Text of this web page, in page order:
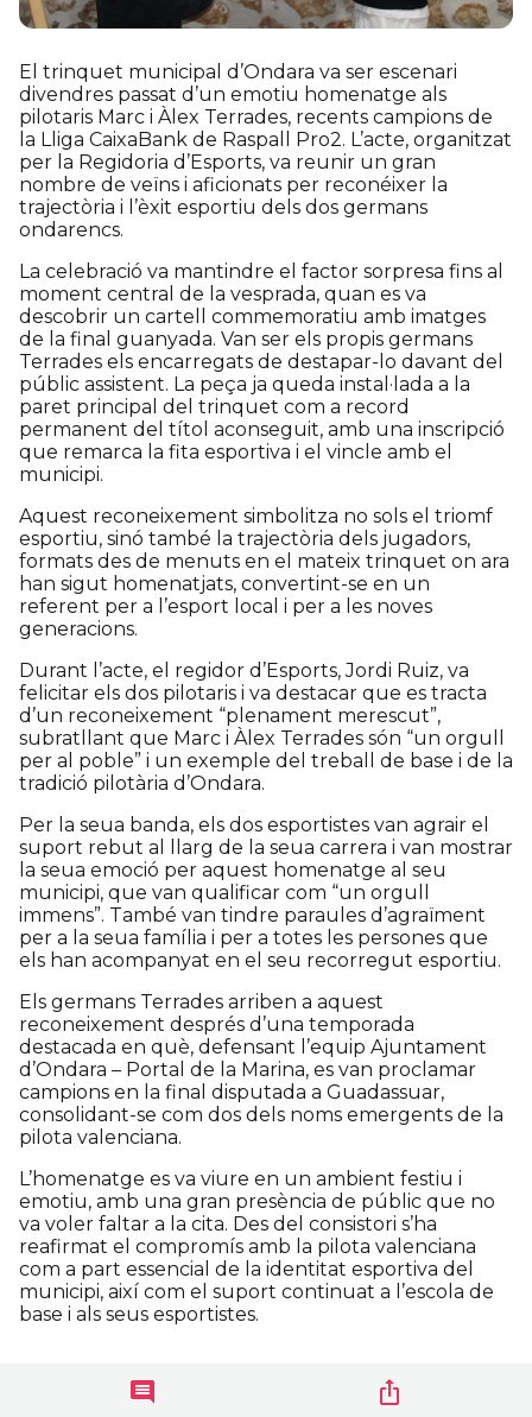
El trinquet municipal d’Ondara va ser escenari
divendres passat d’un emotiu homenatge als
pilotaris Marc i Àlex Terrades, recents campions de
la Lliga CaixaBank de Raspall Pro2. L’acte, organitzat
per la Regidoria d’Esports, va reunir un gran
nombre de veïns i aficionats per reconéixer la
trajectòria i l’èxit esportiu dels dos germans
ondarencs.
La celebració va mantindre el factor sorpresa fins al
moment central de la vesprada, quan es va
descobrir un cartell commemoratiu amb imatges
de la final guanyada. Van ser els propis germans
Terrades els encarregats de destapar-lo davant del
públic assistent. La peça ja queda instal·lada a la
paret principal del trinquet com a record
permanent del títol aconseguit, amb una inscripció
que remarca la fita esportiva i el vincle amb el
municipi.
Aquest reconeixement simbolitza no sols el triomf
esportiu, sinó també la trajectòria dels jugadors,
formats des de menuts en el mateix trinquet on ara
han sigut homenatjats, convertint-se en un
referent per a l’esport local i per a les noves
generacions.
Durant l’acte, el regidor d’Esports, Jordi Ruiz, va
felicitar els dos pilotaris i va destacar que es tracta
d’un reconeixement “plenament merescut”,
subratllant que Marc i Àlex Terrades són “un orgull
per al poble” i un exemple del treball de base i de la
tradició pilotària d’Ondara.
Per la seua banda, els dos esportistes van agrair el
suport rebut al llarg de la seua carrera i van mostrar
la seua emoció per aquest homenatge al seu
municipi, que van qualificar com “un orgull
immens”. També van tindre paraules d’agraïment
per a la seua família i per a totes les persones que
els han acompanyat en el seu recorregut esportiu.
Els germans Terrades arriben a aquest
reconeixement després d’una temporada
destacada en què, defensant l’equip Ajuntament
d’Ondara – Portal de la Marina, es van proclamar
campions en la final disputada a Guadassuar,
consolidant-se com dos dels noms emergents de la
pilota valenciana.
L’homenatge es va viure en un ambient festiu i
emotiu, amb una gran presència de públic que no
va voler faltar a la cita. Des del consistori s’ha
reafirmat el compromís amb la pilota valenciana
com a part essencial de la identitat esportiva del
municipi, així com el suport continuat a l’escola de
base i als seus esportistes.